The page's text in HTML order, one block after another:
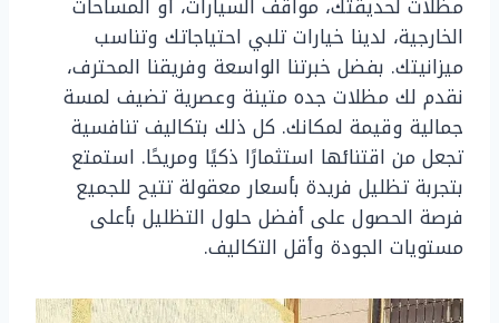
الخارجية، لدينا خيارات تلبي احتياجاتك وتناسب
ميزانيتك. بفضل خبرتنا الواسعة وفريقنا المحترف،
نقدم لك مظلات جده متينة وعصرية تضيف لمسة
جمالية وقيمة لمكانك. كل ذلك بتكاليف تنافسية
تجعل من اقتنائها استثمارًا ذكيًا ومريحًا. استمتع
بتجربة تظليل فريدة بأسعار معقولة تتيح للجميع
فرصة الحصول على أفضل حلول التظليل بأعلى
مستويات الجودة وأقل التكاليف.